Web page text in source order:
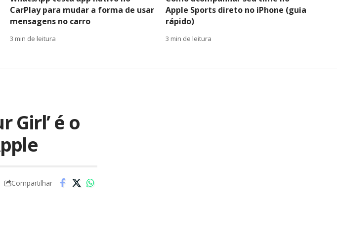
CarPlay para mudar a forma de usar
mensagens no carro
3 min de leitura
Apple Sports direto no iPhone (guia
rápido)
3 min de leitura
Girl’ é o
Compartilhar